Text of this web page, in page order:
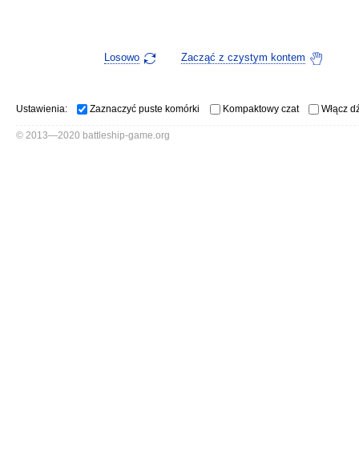
Losowo Zacząć z czystym kontem
Ustawienia: Zaznaczyć puste komórki Kompaktowy czat Włącz
© 2013—2020 battleship-game.org